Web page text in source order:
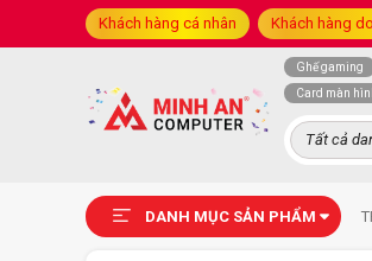
Khách hàng cá nhân Khách hàng
Ghế gaming
Card màn
Tất cả
DANH MỤC SẢN PHẨM